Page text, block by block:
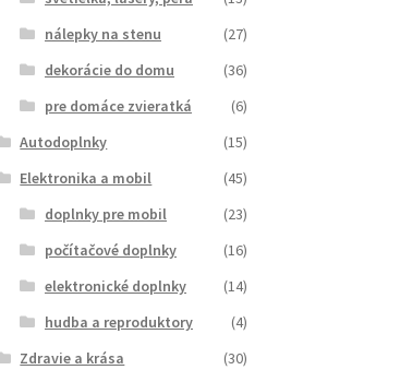
nálepky na stenu
(27)
dekorácie do domu
(36)
pre domáce zvieratká
(6)
Autodoplnky
(15)
Elektronika a mobil
(45)
doplnky pre mobil
(23)
počítačové doplnky
(16)
elektronické doplnky
(14)
hudba a reproduktory
(4)
Zdravie a krása
(30)